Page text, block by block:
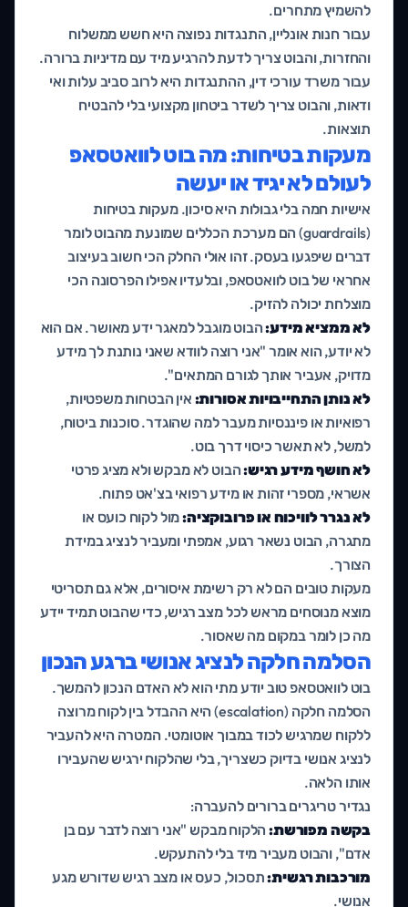
להשמיץ מתחרים.
עבור חנות אונליין, התנגדות נפוצה היא חשש ממשלוח
והחזרות, והבוט צריך לדעת להרגיע מיד עם מדיניות ברורה.
עבור משרד עורכי דין, ההתנגדות היא לרוב סביב עלות ואי
ודאות, והבוט צריך לשדר ביטחון מקצועי בלי להבטיח
תוצאות.
מעקות בטיחות: מה בוט לוואטסאפ
לעולם לא יגיד או יעשה
אישיות חמה בלי גבולות היא סיכון. מעקות בטיחות
(guardrails) הם מערכת הכללים שמונעת מהבוט לומר
דברים שיפגעו בעסק. זהו אולי החלק הכי חשוב בעיצוב
אחראי של בוט לוואטסאפ, ובלעדיו אפילו הפרסונה הכי
מוצלחת יכולה להזיק.
לא ממציא מידע:הבוט מוגבל למאגר ידע מאושר. אם הוא
לא יודע, הוא אומר "אני רוצה לוודא שאני נותנת לך מידע
מדויק, אעביר אותך לגורם המתאים".
לא נותן התחייבויות אסורות: אין הבטחות משפטיות,
רפואיות או פיננסיות מעבר למה שהוגדר. סוכנות ביטוח,
למשל, לא תאשר כיסוי דרך בוט.
לא חושף מידע רגיש:הבוט לא מבקש ולא מציג פרטי
אשראי, מספרי זהות או מידע רפואי בצ'אט פתוח.
לא נגרר לוויכוח או פרובוקציה:מול לקוח כועס או
מתגרה, הבוט נשאר רגוע, אמפתי ומעביר לנציג במידת
הצורך.
מעקות טובים הם לא רק רשימת איסורים, אלא גם תסריטי
מוצא מנוסחים מראש לכל מצב רגיש, כדי שהבוט תמיד יידע
מה כן לומר במקום מה שאסור.
הסלמה חלקה לנציג אנושי ברגע הנכון
בוט לוואטסאפ טוב יודע מתי הוא לא האדם הנכון להמשך.
הסלמה חלקה (escalation) היא ההבדל בין לקוח מרוצה
ללקוח שמרגיש לכוד במבוך אוטומטי. המטרה היא להעביר
לנציג אנושי בדיוק כשצריך, בלי שהלקוח ירגיש שהעבירו
אותו הלאה.
נגדיר טריגרים ברורים להעברה:
בקשה מפורשת:הלקוח מבקש "אני רוצה לדבר עם בן
אדם", והבוט מעביר מיד בלי להתעקש.
מורכבות רגשית:תסכול, כעס או מצב רגיש שדורש מגע
אנושי.